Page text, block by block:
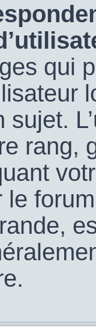
qui
sujet.
rang,
le